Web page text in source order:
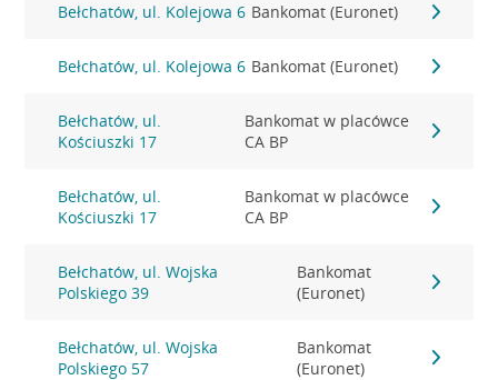
Bełchatów, ul. Kolejowa 6 Bankomat (Euronet)
Bełchatów, ul. Kolejowa 6 Bankomat (Euronet)
Bełchatów, ul.
Kościuszki 17
Bankomat w placówce
CA BP
Bełchatów, ul.
Kościuszki 17
Bankomat w placówce
CA BP
Bełchatów, ul. Wojska
Polskiego 39
Bankomat
(Euronet)
Bełchatów, ul. Wojska
Polskiego 57
Bankomat
(Euronet)